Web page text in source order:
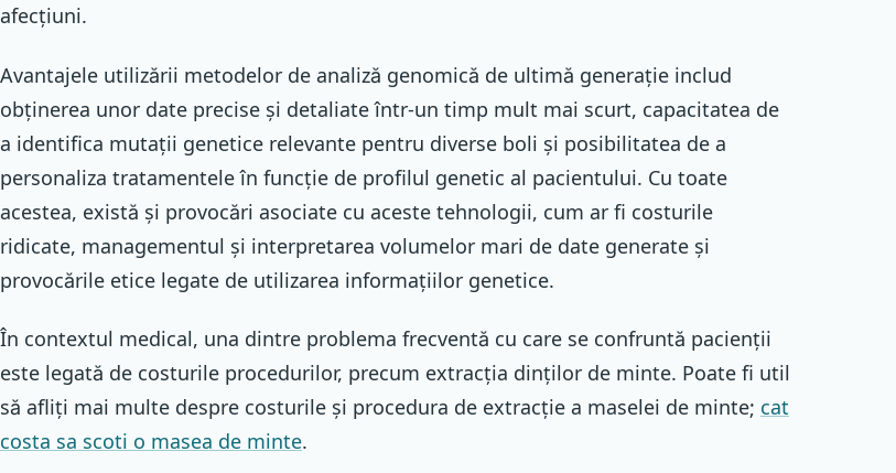
afecțiuni.
Avantajele utilizării metodelor de analiză genomică de ultimă generație includ
obținerea unor date precise și detaliate într-un timp mult mai scurt, capacitatea de
a identifica mutații genetice relevante pentru diverse boli și posibilitatea de a
personaliza tratamentele în funcție de profilul genetic al pacientului. Cu toate
acestea, există și provocări asociate cu aceste tehnologii, cum ar fi costurile
ridicate, managementul și interpretarea volumelor mari de date generate și
provocările etice legate de utilizarea informațiilor genetice.
În contextul medical, una dintre problema frecventă cu care se confruntă pacienții
este legată de costurile procedurilor, precum extracția dinților de minte. Poate fi util
să afliți mai multe despre costurile și procedura de extracție a maselei de minte; cat
costa sa scoti o masea de minte.